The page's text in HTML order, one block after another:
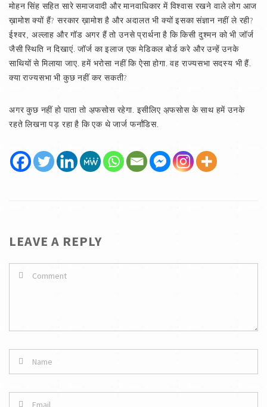
मोहन सिंह सहित सारे समाजवादी और मानवाधिकार में विश्वास रखने वाले लोग आज
ख़ामोश क्यों हैं? सरकार ख़ामोश है और अदालत भी क्यों इसका संज्ञान नहीं ले रही?
ईश्वर, अल्लाह और गॉड अगर हैं तो उनसे प्रार्थना है कि किसी दुश्मन को भी जॉर्ज
जैसी स्थिति न दिखाएं. जॉर्ज का इलाज एक मेडिकल बोर्ड करे और उन्हें उनके
साथियों से मिलाया जाए. हमें भरोसा नहीं कि ऐसा होगा. वह राज्यसभा सदस्य भी हैं.
क्या राज्यसभा भी कुछ नहीं कर सकती?
अगर कुछ नहीं हो पाता तो अ़फसोस रहेगा. इसीलिए अ़फसोस के साथ हमें उनके
रहते लिखना पड़ रहा है कि एक थे जार्ज फर्नांडिस.
LEAVE A REPLY